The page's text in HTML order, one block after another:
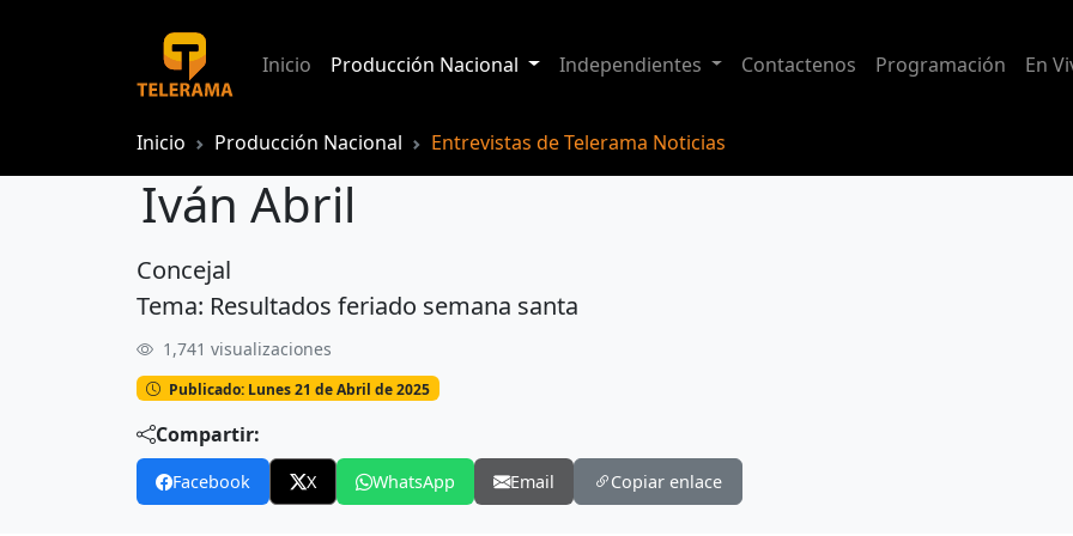
Inicio Producción Nacional Independientes Contactenos Programación En
Inicio Producción Nacional Entrevistas de Telerama Noticias
Iván Abril
Iván Abril
Concejal
Tema: Resultados feriado semana santa
1,741 visualizaciones
Publicado: Lunes 21 de Abril de 2025
Compartir:
Facebook X WhatsApp Email Copiar enlace